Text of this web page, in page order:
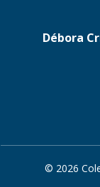
Débora
© 2026